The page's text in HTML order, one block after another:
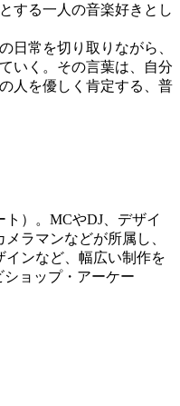
する一人の音楽好きとし
日常を切り取りながら、
いく。その言葉は、自分
人を優しく肯定する、普
）。MCやDJ、デザイ
ラマンなどが所属し、
ンなど、幅広い制作を
ショップ・アーケー